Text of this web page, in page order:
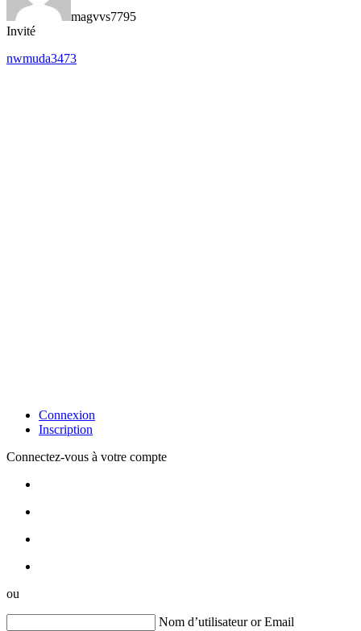
magvvs7795
Invité
nwmuda3473
Connexion
Inscription
Connectez-vous à votre compte
ou
Nom d’utilisateur or Email